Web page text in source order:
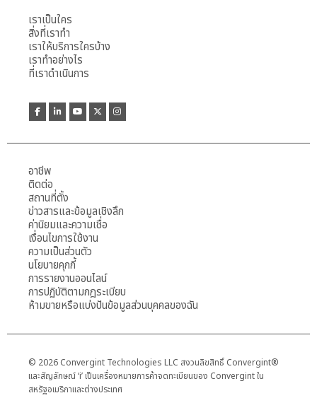
เราเป็นใคร
สิ่งที่เราทำ
เราให้บริการใครบ้าง
เราทำอย่างไร
ที่เราดำเนินการ
อาชีพ
ติดต่อ
สถานที่ตั้ง
ข่าวสารและข้อมูลเชิงลึก
ค่านิยมและความเชื่อ
เงื่อนไขการใช้งาน
ความเป็นส่วนตัว
นโยบายคุกกี้
การรายงานออนไลน์
การปฏิบัติตามกฎระเบียบ
ห้ามขายหรือแบ่งปันข้อมูลส่วนบุคคลของฉัน
© 2026 Convergint Technologies LLC สงวนลิขสิทธิ์ Convergint®
และสัญลักษณ์ ‘i’ เป็นเครื่องหมายการค้าจดทะเบียนของ Convergint ใน
สหรัฐอเมริกาและต่างประเทศ